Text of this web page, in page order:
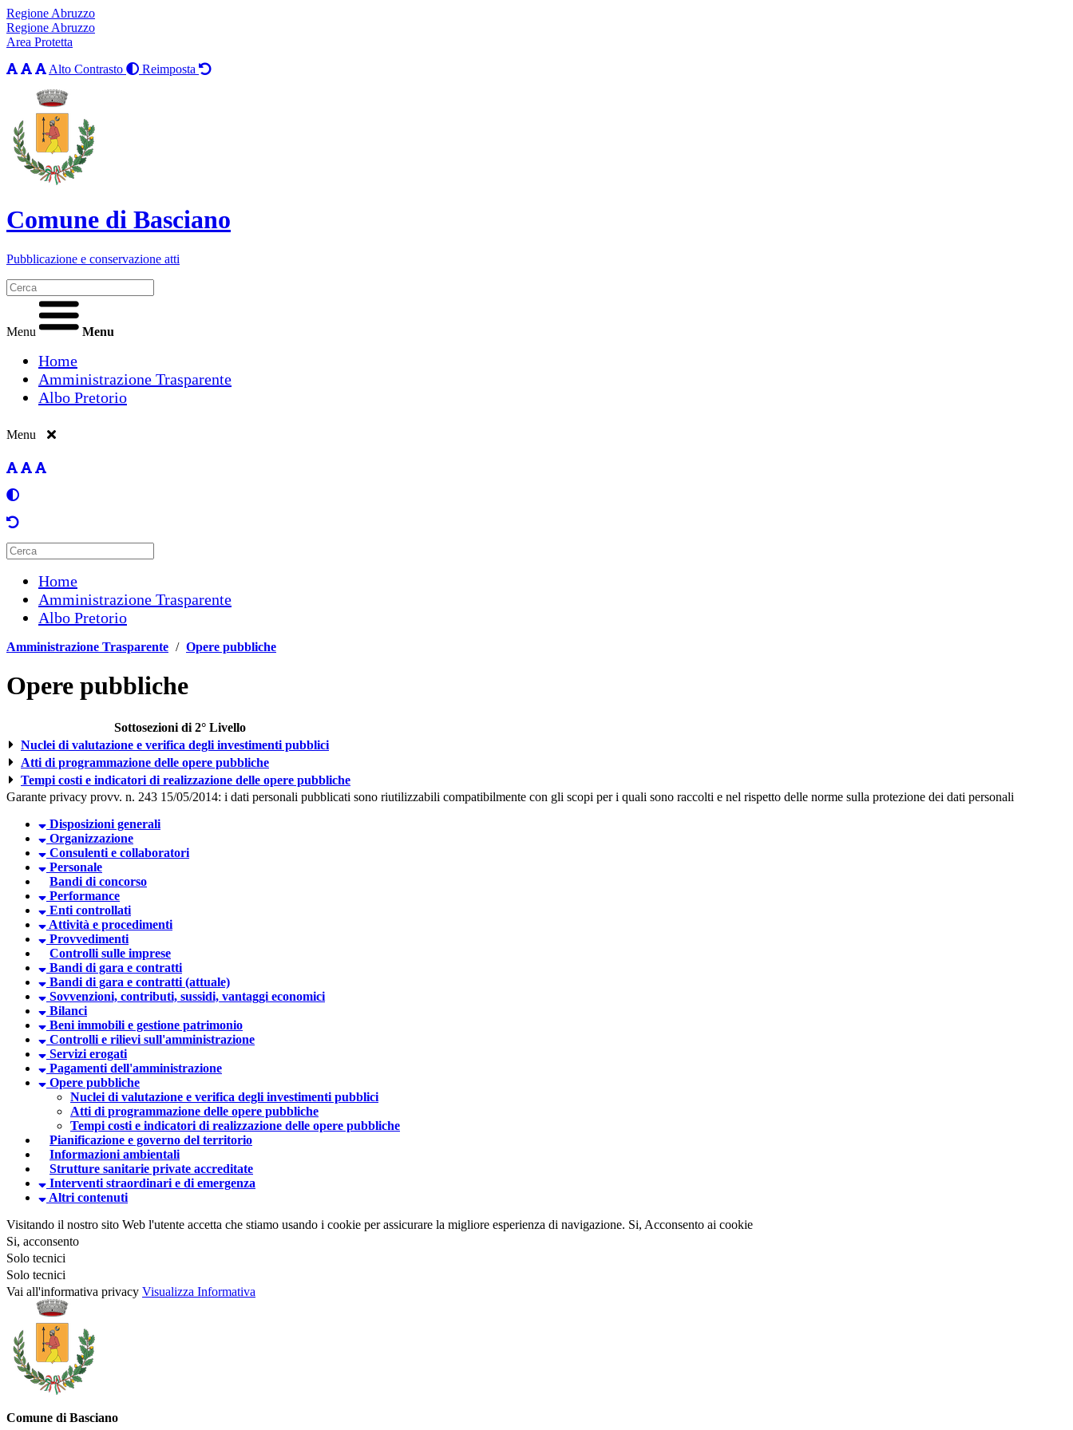
Regione Abruzzo
Regione Abruzzo
Area Protetta
Alto Contrasto
Reimposta
Comune di Basciano
Pubblicazione e conservazione atti
Menu Menu
Home
Amministrazione Trasparente
Albo Pretorio
Menu
Home
Amministrazione Trasparente
Albo Pretorio
Amministrazione Trasparente / Opere pubbliche
Opere pubbliche
Sottosezioni di 2° Livello
Nuclei di valutazione e verifica degli investimenti pubblici
Atti di programmazione delle opere pubbliche
Tempi costi e indicatori di realizzazione delle opere pubbliche
Garante privacy provv. n. 243 15/05/2014: i dati personali pubblicati sono riutilizzabili compatibilmente con gli scopi per i quali sono raccolti e nel rispetto delle norme sulla protezione dei dati personali
Disposizioni generali
Organizzazione
Consulenti e collaboratori
Personale
Bandi di concorso
Performance
Enti controllati
Attività e procedimenti
Provvedimenti
Controlli sulle imprese
Bandi di gara e contratti
Bandi di gara e contratti (attuale)
Sovvenzioni, contributi, sussidi, vantaggi economici
Bilanci
Beni immobili e gestione patrimonio
Controlli e rilievi sull'amministrazione
Servizi erogati
Pagamenti dell'amministrazione
Opere pubbliche
Nuclei di valutazione e verifica degli investimenti pubblici
Atti di programmazione delle opere pubbliche
Tempi costi e indicatori di realizzazione delle opere pubbliche
Pianificazione e governo del territorio
Informazioni ambientali
Strutture sanitarie private accreditate
Interventi straordinari e di emergenza
Altri contenuti
Visitando il nostro sito Web l'utente accetta che stiamo usando i cookie per assicurare la migliore esperienza di navigazione. Si, Acconsento ai cookie
Si, acconsento
Solo tecnici
Solo tecnici
Vai all'informativa privacy Visualizza Informativa
Comune di Basciano